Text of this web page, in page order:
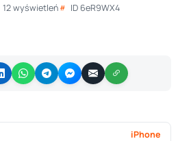
12 wyświetleń ID 6eR9WX4
iPhone